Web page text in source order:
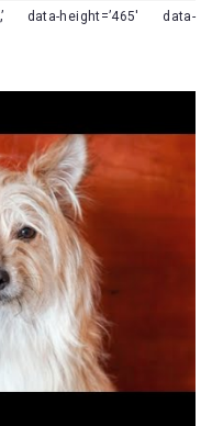
height=’465′ data-